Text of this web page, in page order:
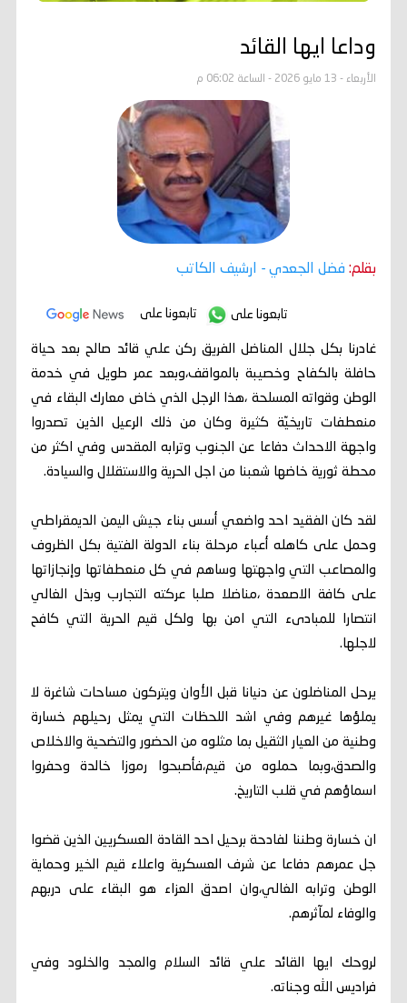
وداعا ايها القائد
الأربعاء - 13 مايو 2026 - الساعة 06:02 م
بقلم: فضل الجعدي - ارشيف الكاتب
تابعونا على تابعونا على
غادرنا بكل جلال المناضل الفريق ركن علي قائد صالح بعد حياة
حافلة بالكفاح وخصيبة بالمواقف،وبعد عمر طويل في خدمة
الوطن وقواته المسلحة ،هذا الرجل الذي خاض معارك البقاء في
منعطفات تاريخيّة كثيرة وكان من ذلك الرعيل الذين تصدروا
واجهة الاحداث دفاعا عن الجنوب وترابه المقدس وفي اكثر من
محطة ثورية خاضها شعبنا من اجل الحرية والاستقلال والسيادة.
لقد كان الفقيد احد واضعي أسس بناء جيش اليمن الديمقراطي
وحمل على كاهله أعباء مرحلة بناء الدولة الفتية بكل الظروف
والمصاعب التي واجهتها وساهم في كل منعطفاتها وإنجازاتها
على كافة الاصعدة ،مناضلا صلبا عركته التجارب وبذل الغالي
انتصارا للمبادىء التي امن بها ولكل قيم الحرية التي كافح
لاجلها.
يرحل المناضلون عن دنيانا قبل الأوان ويتركون مساحات شاغرة لا
يملؤها غيرهم وفي اشد اللحظات التي يمثل رحيلهم خسارة
وطنية من العيار الثقيل بما مثلوه من الحضور والتضحية والاخلاص
والصدق،وبما حملوه من قيم،فأصبحوا رموزا خالدة وحفروا
اسماؤهم في قلب التاريخ.
ان خسارة وطننا لفادحة برحيل احد القادة العسكريين الذين قضوا
جل عمرهم دفاعا عن شرف العسكرية واعلاء قيم الخير وحماية
الوطن وترابه الغالي،وان اصدق العزاء هو البقاء على دربهم
والوفاء لمآثرهم.
لروحك ايها القائد علي قائد السلام والمجد والخلود وفي
فراديس الله وجناته.